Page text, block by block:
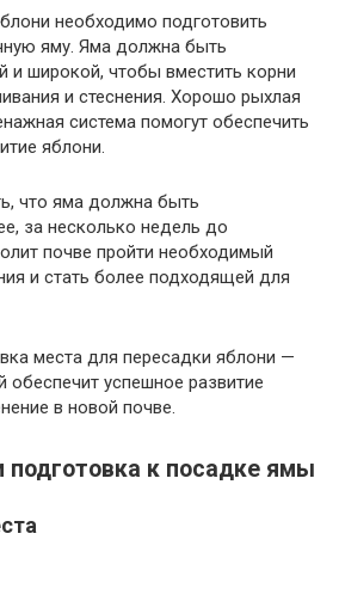
необходимо подготовить
яму. Яма должна быть
и широкой, чтобы вместить корни
и стеснения. Хорошо рыхлая
система помогут обеспечить
яблони.
что яма должна быть
за несколько недель до
почве пройти необходимый
и стать более подходящей для
места для пересадки яблони —
успешное развитие
в новой почве.
подготовка к посадке ямы